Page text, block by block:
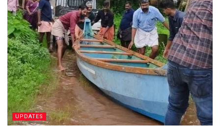
UPDATES